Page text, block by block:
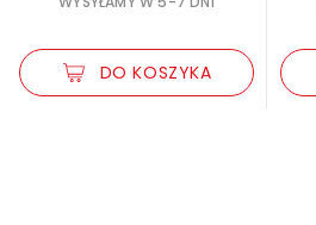
DO KOSZYKA